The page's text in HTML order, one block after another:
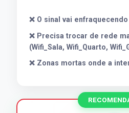
❌ O sinal vai
❌ Precisa trocar de rede
(Wifi_Sala, Wifi_Quarto,
❌ Zonas mortas onde a